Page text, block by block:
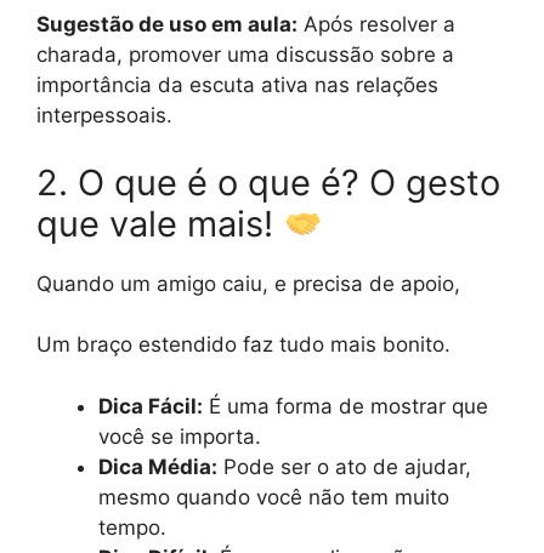
Sugestão de uso em aula: Após resolver a
charada, promover uma discussão sobre a
importância da escuta ativa nas relações
interpessoais.
2. O que é o que é? O gesto
que vale mais!
Quando um amigo caiu, e precisa de apoio,
Um braço estendido faz tudo mais bonito.
Dica Fácil: É uma forma de mostrar que
você se importa.
Dica Média: Pode ser o ato de ajudar,
mesmo quando você não tem muito
tempo.